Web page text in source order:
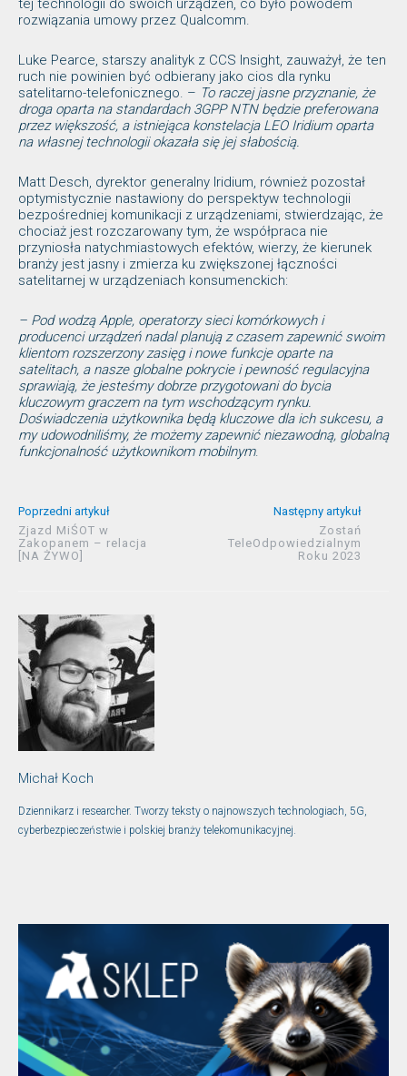
tej technologii do swoich urządzeń, co było powodem
rozwiązania umowy przez Qualcomm.
Luke Pearce, starszy analityk z CCS Insight, zauważył, że ten
ruch nie powinien być odbierany jako cios dla rynku
satelitarno-telefonicznego. – To raczej jasne przyznanie, że
droga oparta na standardach 3GPP NTN będzie preferowana
przez większość, a istniejąca konstelacja LEO Iridium oparta
na własnej technologii okazała się jej słabością.
Matt Desch, dyrektor generalny Iridium, również pozostał
optymistycznie nastawiony do perspektyw technologii
bezpośredniej komunikacji z urządzeniami, stwierdzając, że
chociaż jest rozczarowany tym, że współpraca nie
przyniosła natychmiastowych efektów, wierzy, że kierunek
branży jest jasny i zmierza ku zwiększonej łączności
satelitarnej w urządzeniach konsumenckich:
– Pod wodzą Apple, operatorzy sieci komórkowych i
producenci urządzeń nadal planują z czasem zapewnić swoim
klientom rozszerzony zasięg i nowe funkcje oparte na
satelitach, a nasze globalne pokrycie i pewność regulacyjna
sprawiają, że jesteśmy dobrze przygotowani do bycia
kluczowym graczem na tym wschodzącym rynku.
Doświadczenia użytkownika będą kluczowe dla ich sukcesu, a
my udowodniliśmy, że możemy zapewnić niezawodną, globalną
funkcjonalność użytkownikom mobilnym.
Poprzedni artykuł
Zjazd MiŚOT w
Zakopanem – relacja
[NA ŻYWO]
Następny artykuł
Zostań
TeleOdpowiedzialnym
Roku 2023
Michał Koch
Dziennikarz i researcher. Tworzy teksty o najnowszych technologiach, 5G,
cyberbezpieczeństwie i polskiej branży telekomunikacyjnej.